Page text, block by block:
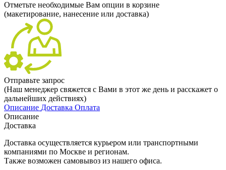
Отметьте необходимые Вам опции в корзине
(макетирование, нанесение или доставка)
Отправьте запрос
(Наш менеджер свяжется с Вами в этот же день и расскажет о
дальнейших действиях)
Описание Доставка Оплата
Описание
Доставка
Доставка осуществляется курьером или транспортными
компаниями по Москве и регионам.
Также возможен самовывоз из нашего офиса.